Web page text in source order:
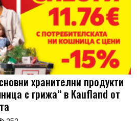
хранителни продукти
с грижа“ в Kaufland от